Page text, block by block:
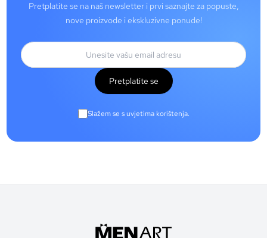
Pretplatite se na naš newsletter i prvi saznajte za popuste,
nove proizvode i ekskluzivne ponude!
Pretplatite se
Slažem se s uvjetima korištenja.